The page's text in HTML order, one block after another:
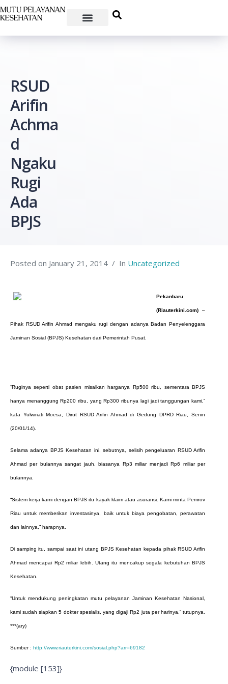
RSUD
Arifin
Achma
d
Ngaku
Rugi
Ada
BPJS
Posted on January 21, 2014 In Uncategorized
Pekanbaru
(Riauterkini.com) –
Pihak RSUD Arifin Ahmad mengaku rugi dengan adanya Badan Penyelenggara
Jaminan Sosial (BPJS) Kesehatan dari Pemerintah Pusat.
“Ruginya seperti obat pasien misalkan harganya Rp500 ribu, sementara BPJS
hanya menanggung Rp200 ribu, yang Rp300 ribunya lagi jadi tanggungan kami,”
kata Yulwiriati Moesa, Dirut RSUD Arifin Ahmad di Gedung DPRD Riau, Senin
(20/01/14).
Selama adanya BPJS Kesehatan ini, sebutnya, selisih pengeluaran RSUD Arifin
Ahmad per bulannya sangat jauh, biasanya Rp3 miliar menjadi Rp6 miliar per
bulannya.
“Sistem kerja kami dengan BPJS itu kayak klaim atau asuransi. Kami minta Pemrov
Riau untuk memberikan investasinya, baik untuk biaya pengobatan, perawatan
dan lainnya,” harapnya.
Di samping itu, sampai saat ini utang BPJS Kesehatan kepada pihak RSUD Arifin
Ahmad mencapai Rp2 miliar lebih. Utang itu mencakup segala kebutuhan BPJS
Kesehatan.
“Untuk mendukung peningkatan mutu pelayanan Jaminan Kesehatan Nasional,
kami sudah siapkan 5 dokter spesialis, yang digaji Rp2 juta per harinya,” tutupnya.
***(ary)
Sumber : http://www.riauterkini.com/sosial.php?arr=69182
{module [153]}